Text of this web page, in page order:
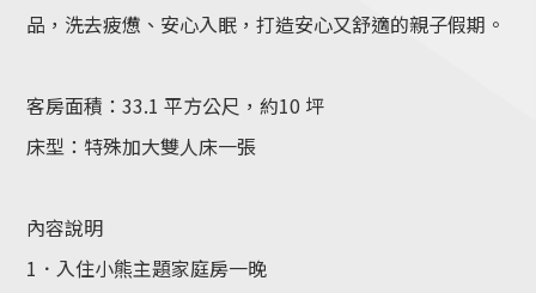
品，洗去疲憊、安心入眠，打造安心又舒適的親子假期。
客房面積：33.1 平方公尺，約10 坪
床型：特殊加大雙人床一張
內容說明
1．入住小熊主題家庭房一晚